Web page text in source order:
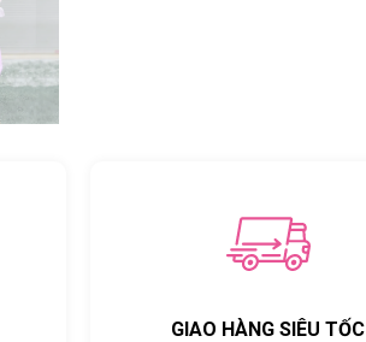
GIAO HÀNG SIÊU TỐC